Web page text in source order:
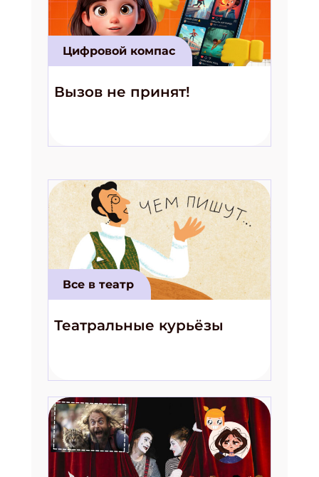
Цифровой компас
Вызов не принят!
Все в театр
Театральные курьёзы